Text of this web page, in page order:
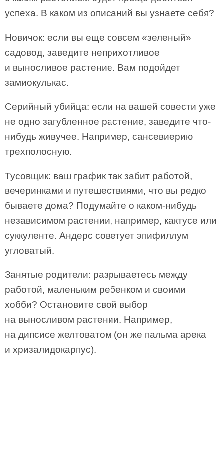
успеха. В каком из описаний вы узнаете себя?
Новичок: если вы еще совсем «зеленый»
садовод, заведите неприхотливое
и выносливое растение. Вам подойдет
замиокулькас.
Серийный убийца: если на вашей совести уже
не одно загубленное растение, заведите что-
нибудь живучее. Например, сансевиерию
трехполосную.
Тусовщик: ваш график так забит работой,
вечеринками и путешествиями, что вы редко
бываете дома? Подумайте о каком-нибудь
независимом растении, например, кактусе или
суккуленте. Андерс советует эпифиллум
угловатый.
Занятые родители: разрываетесь между
работой, маленьким ребенком и своими
хобби? Остановите свой выбор
на выносливом растении. Например,
на дипсисе желтоватом (он же пальма арека
и хризалидокарпус).